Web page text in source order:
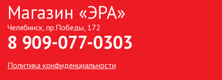
УЛИЧНОЕ ОСВЕЩЕНИЕ НА
Магазин «ЭРА»
Челябинск, пр.Победы, 172
8 909-077-0303
Политика конфиденциальности